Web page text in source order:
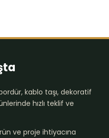
kablo taşı, dekoratif
hızlı teklif ve
ve proje ihtiyacına